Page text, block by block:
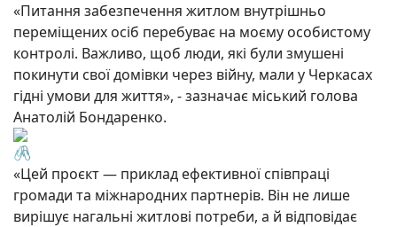
«Питання забезпечення житлом внутрішньо
переміщених осіб перебуває на моєму особистому
контролі. Важливо, щоб люди, які були змушені
покинути свої домівки через війну, мали у Черкасах
гідні умови для життя», - зазначає міський голова
Анатолій Бондаренко.
«Цей проєкт — приклад ефективної співпраці
громади та міжнародних партнерів. Він не лише
вирішує нагальні житлові потреби, а й відповідає